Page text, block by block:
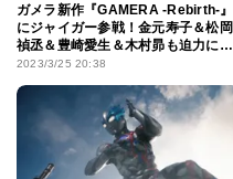
ガメラ新作『GAMERA -Rebirth-』
にジャイガー参戦！金元寿子＆松岡
禎丞＆豊崎愛生＆木村昴も迫力に震
える
2023/3/25 20:38